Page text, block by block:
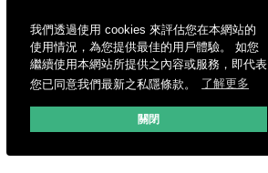
我們透過使用 cookies 來評估您在本網站的
使用情況，為您提供最佳的用戶體驗。 如您
繼續使用本網站所提供之內容或服務，即代表
您已同意我們最新之私隱條款。
了解更多
關閉